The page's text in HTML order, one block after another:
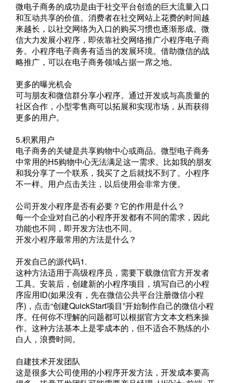
微电子商务的成功是由于社交平台创造的巨大流量入口
和互动共享的价值。消费者在社交网站上花费的时间越
来越长，以社交网络为入口的购买习惯也逐渐形成。微
信大力发展小程序，即依靠社交网络推广小程序电子商
务。小程序电子商务有适当的发展环境。借助微信的战
略推广，可以在电子商务领域占据一席之地。
更多的曝光机会
可与朋友和微信群分享小程序。通过开发或与高质量的
社区合作，小型零售商可以拓展和实现市场，从而获得
更多的用户。
5.积累用户
电子商务的关键是共享购物中心或商品。微型电子商务
中常用的H5购物中心无法满足这一需求。比如我的朋友
和我分享了一个联系，我买了之后就找不到了。小程序
不一样。用户点击关注，以后使用会非常方便。
公司开发小程序是否有必要？它的作用是什么？
每一个企业对自己的小程序开发都有不同的需求，因此
功能也不同，即开发方法也不同。
开发小程序最常用的方法是什么？
开发自己的源代码1.
这种方法适用于高级程序员，需要下载微信官方开发者
工具。安装后，创建新的小程序项目，填写自己的小程
序应用ID(如果没有，先在微信公共平台注册微信小程
序)，点击“创建QuickStart项目”开始制作自己的微信小程
序。任何你不理解的问题都可以根据官方文本文档来操
作。这种方法基本上是零成本的，但不适合不熟练的小
白人，浪费时间。
自建技术开发团队
这是很多大公司使用的小程序开发方法，开发成本要高